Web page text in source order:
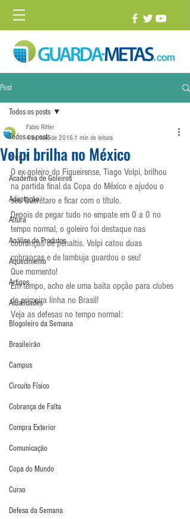
Post
Todos os posts
1 vs. 1
Academia de Goleiros
Adaptação
Altura
Análise de Produtos
Aquecimento
Artigos
Atualidades
Blogoleiro da Semana
Brasileirão
Campus
Circuito Físico
Cobrança de Falta
Compra Exterior
Comunicação
Copa do Mundo
Curso
Defesa da Semana
Todos os posts
Volpi brilha no México
Fabio Ritter
4 de nov. de 2016 1 min de leitura
O ex-goleiro do Figueirense, Tiago Volpi, brilhou
na partida final da Copa do México e ajudou o
seu Querétaro e ficar com o título.
Depois de pegar tudo no empate em 0 a 0 no
tempo normal, o goleiro foi destaque nas
cobranças de pênaltis. Volpi catou duas
cobranças e de lambuja guardou o seu!
Que momento!
Em tempo, acho ele uma baita opção para clubes
de primeira linha no Brasil!
Veja as defesas no tempo normal: